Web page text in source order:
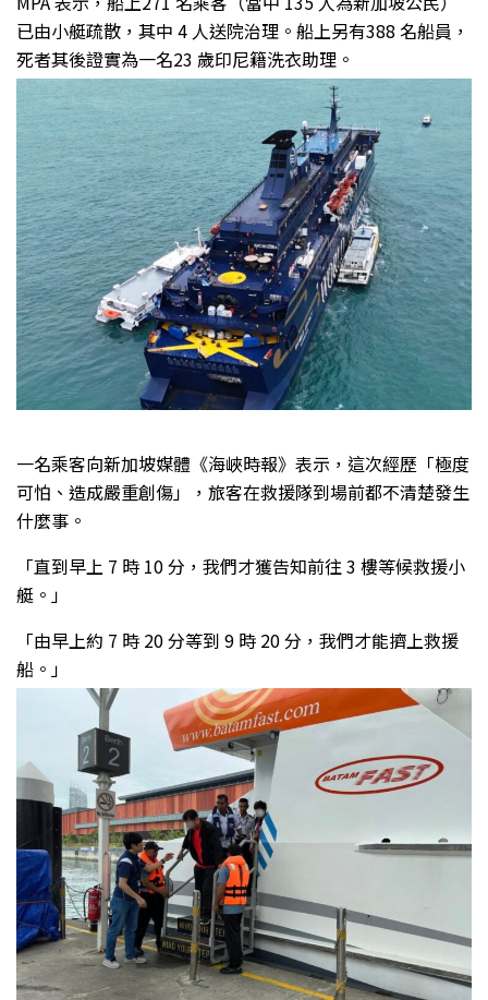
已由小艇疏散，其中 4 人送院治理。船上另有388 名船員，
死者其後證實為一名23 歲印尼籍洗衣助理。
一名乘客向新加坡媒體《海峽時報》表示，這次經歷「極度
可怕、造成嚴重創傷」，旅客在救援隊到場前都不清楚發生
什麼事。
「直到早上 7 時 10 分，我們才獲告知前往 3 樓等候救援小
艇。」
「由早上約 7 時 20 分等到 9 時 20 分，我們才能擠上救援
船。」